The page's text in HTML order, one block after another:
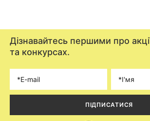
Дізнавайтесь першими про
та конкурсах.
ПІДПИСАТИСЯ